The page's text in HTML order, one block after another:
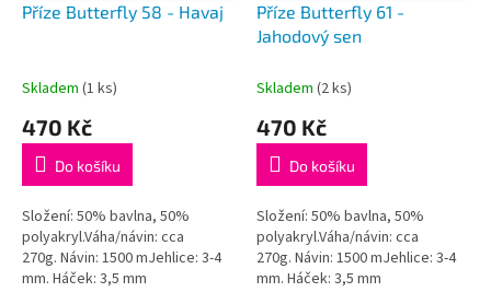
Příze Butterfly 58 - Havaj
Skladem (1 ks)
470 Kč
Do košíku
Složení: 50% bavlna, 50%
polyakryl.Váha/návin: cca
270g. Návin: 1500 mJehlice: 3-4
mm. Háček: 3,5 mm
Příze Butterfly 61 -
Jahodový sen
Skladem (2 ks)
470 Kč
Do košíku
Složení: 50% bavlna, 50%
polyakryl.Váha/návin: cca
270g. Návin: 1500 mJehlice: 3-4
mm. Háček: 3,5 mm